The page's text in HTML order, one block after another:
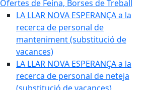
Ofertes de Feina, Borses de Treball
LA LLAR NOVA ESPERANÇA a la
recerca de personal de
manteniment (substitució de
vacances)
LA LLAR NOVA ESPERANÇA a la
recerca de personal de neteja